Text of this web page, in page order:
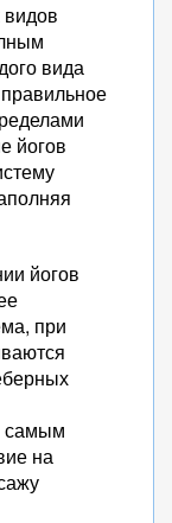
видов
вида
йогов
йогов
при
самым
на